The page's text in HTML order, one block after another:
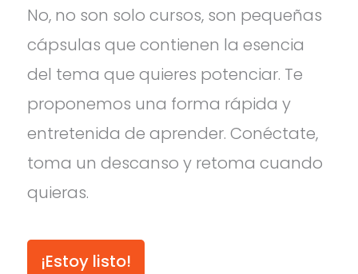
No, no son solo cursos, son pequeñas
cápsulas que contienen la esencia
del tema que quieres potenciar. Te
proponemos una forma rápida y
entretenida de aprender. Conéctate,
toma un descanso y retoma cuando
quieras.
¡Estoy listo!